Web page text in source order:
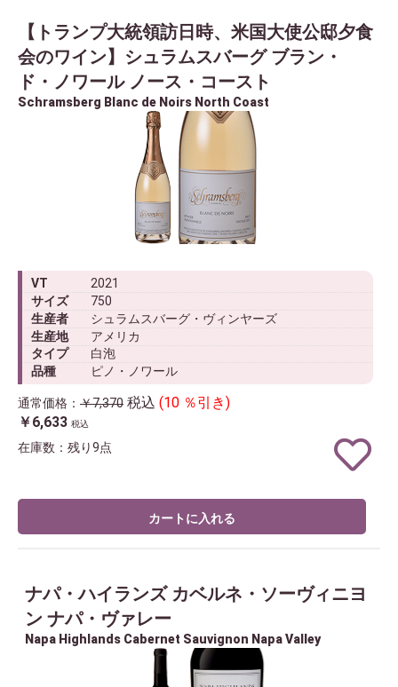
【トランプ大統領訪日時、米国大使公邸夕食
会のワイン】シュラムスバーグ ブラン・
ド・ノワール ノース・コースト
Schramsberg Blanc de Noirs North Coast
VT
2021
サイズ
750
生産者
シュラムスバーグ・ヴィンヤーズ
生産地
アメリカ
タイプ
白泡
品種
ピノ・ノワール
通常価格： ￥7,370 税込 (10 ％引き)
￥6,633 税込
在庫数：残り9点
カートに入れる
ナパ・ハイランズ カベルネ・ソーヴィニヨ
ン ナパ・ヴァレー
Napa Highlands Cabernet Sauvignon Napa Valley